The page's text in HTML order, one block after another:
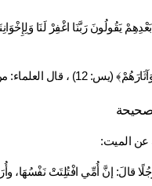
عن الميت:
قالَ: إنَّ أُمِّي افْتُلِتَتْ نَفْسُهَا،